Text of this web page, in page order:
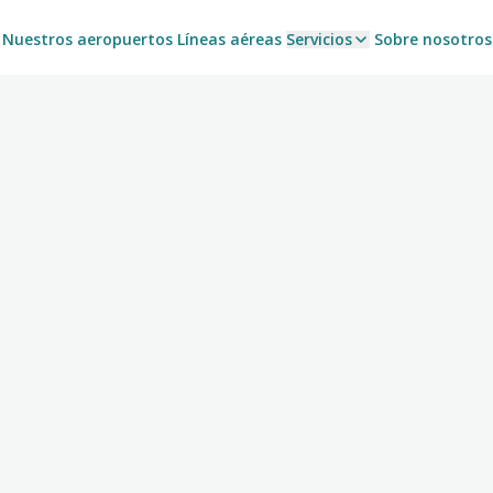
Nuestros aeropuertos Líneas aéreas Servicios Sobre nosotros